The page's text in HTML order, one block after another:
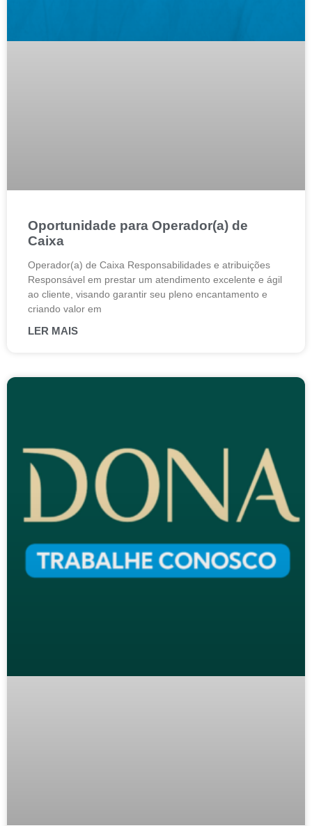
Oportunidade para Operador(a) de
Caixa
Operador(a) de Caixa Responsabilidades e atribuições
Responsável em prestar um atendimento excelente e ágil
ao cliente, visando garantir seu pleno encantamento e
criando valor em
LER MAIS